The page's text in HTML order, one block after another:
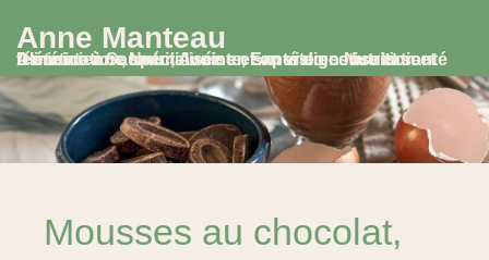
Anne Manteau
Diététicienne Nutritionniste, Experte en Nutrition et Alimentation, spécialisée en santé digestive et santé féminine à Saumur, Avoine et en visio consultation
Mousses au chocolat,